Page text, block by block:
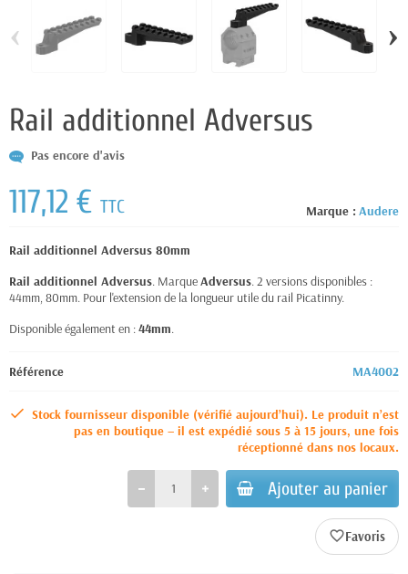
‹ ›
Rail additionnel Adversus
Pas encore d'avis
Marque : Audere
117,12 € TTC
Rail additionnel Adversus 80mm
Rail additionnel Adversus. MarqueAdversus. 2 versions disponibles :
44mm, 80mm. Pour l'extension de la longueur utile du rail Picatinny.
Disponible également en :44mm.
Référence MA4002
Stock fournisseur disponible (vérifié aujourd’hui). Le produit n’est
pas en boutique – il est expédié sous 5 à 15 jours, une fois
réceptionné dans nos locaux.
Ajouter au panier
favorite_border